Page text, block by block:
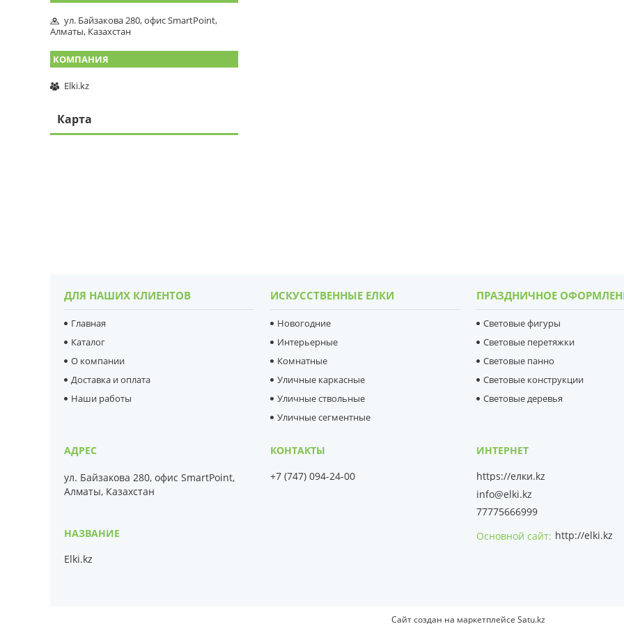
ул. Байзакова 280, офис SmartPoint,
Алматы, Казахстан
Elki.kz
Карта
ДЛЯ НАШИХ КЛИЕНТОВ
Главная
Каталог
О компании
Доставка и оплата
Наши работы
ИСКУССТВЕННЫЕ ЕЛКИ
Новогодние
Интерьерные
Комнатные
Уличные каркасные
Уличные ствольные
Уличные сегментные
ПРАЗДНИЧНОЕ
Световые фигуры
Световые перетяжки
Световые панно
Световые конструкции
Световые деревья
ул. Байзакова 280, офис SmartPoint,
Алматы, Казахстан
Elki.kz
+7 (747) 094-24-00
https://елки.kz
info@elki.kz
77775666999
Основной сайт http://elki.kz
Сайт создан на маркетплейсе Satu.kz